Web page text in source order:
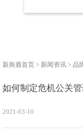
新舆盾首页 > 新闻资讯 > 品
如何制定危机公关
2021-03-10